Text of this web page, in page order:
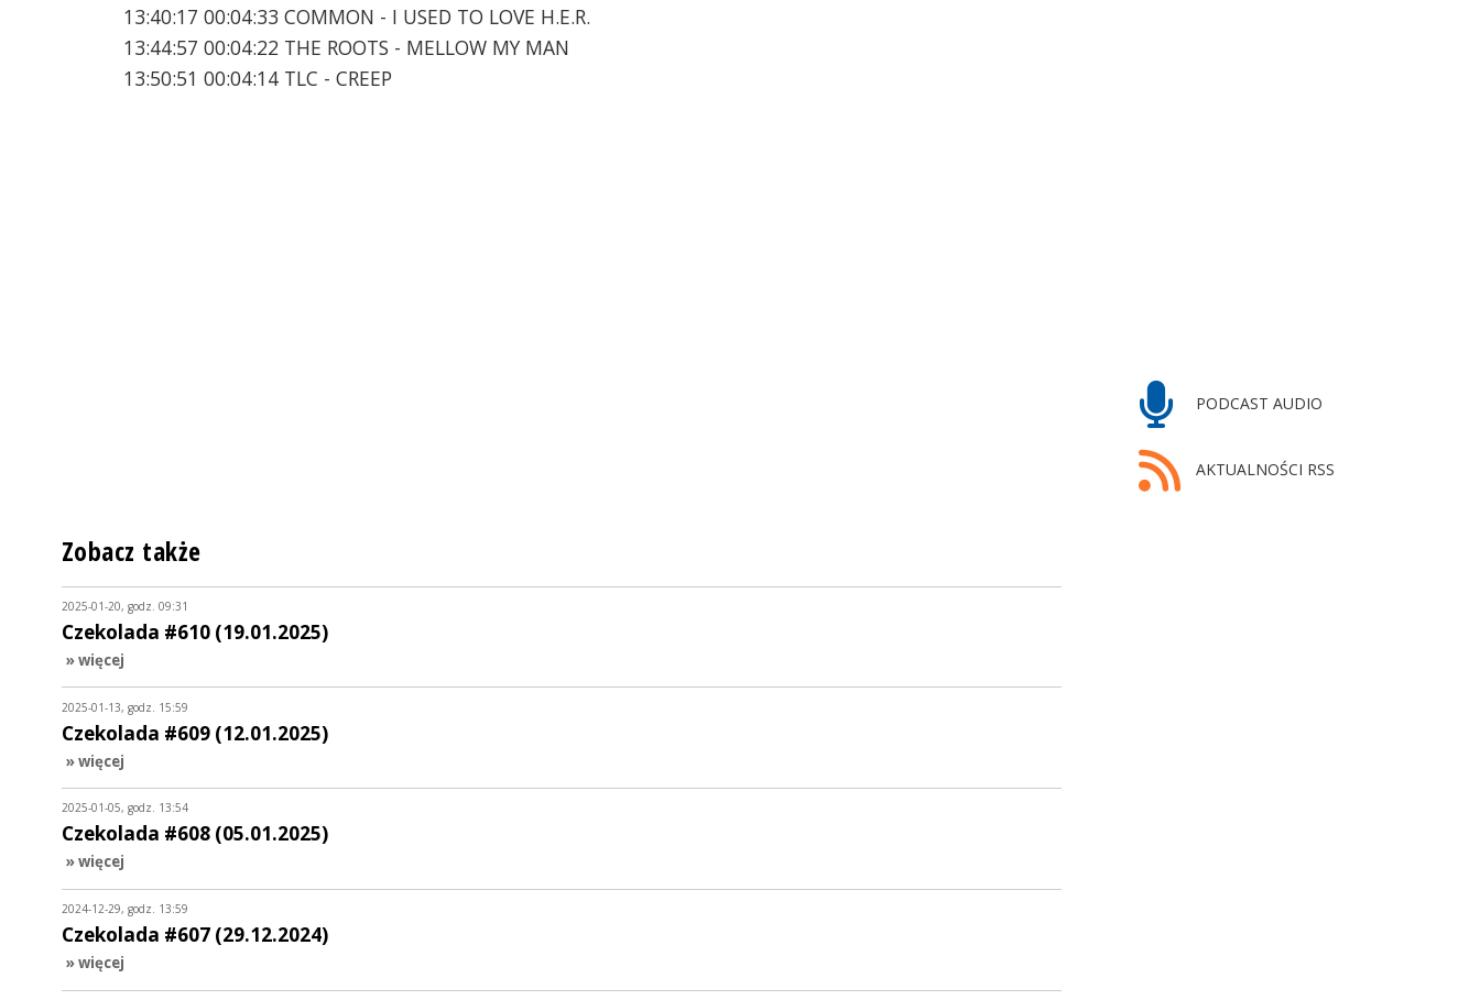
13:40:17 00:04:33 COMMON - I USED TO LOVE H.E.R.
13:44:57 00:04:22 THE ROOTS - MELLOW MY MAN
13:50:51 00:04:14 TLC - CREEP
PODCAST AUDIO
AKTUALNOŚCI RSS
Zobacz także
2025-01-20, godz. 09:31
Czekolada #610 (19.01.2025)
» więcej
2025-01-13, godz. 15:59
Czekolada #609 (12.01.2025)
» więcej
2025-01-05, godz. 13:54
Czekolada #608 (05.01.2025)
» więcej
2024-12-29, godz. 13:59
Czekolada #607 (29.12.2024)
» więcej